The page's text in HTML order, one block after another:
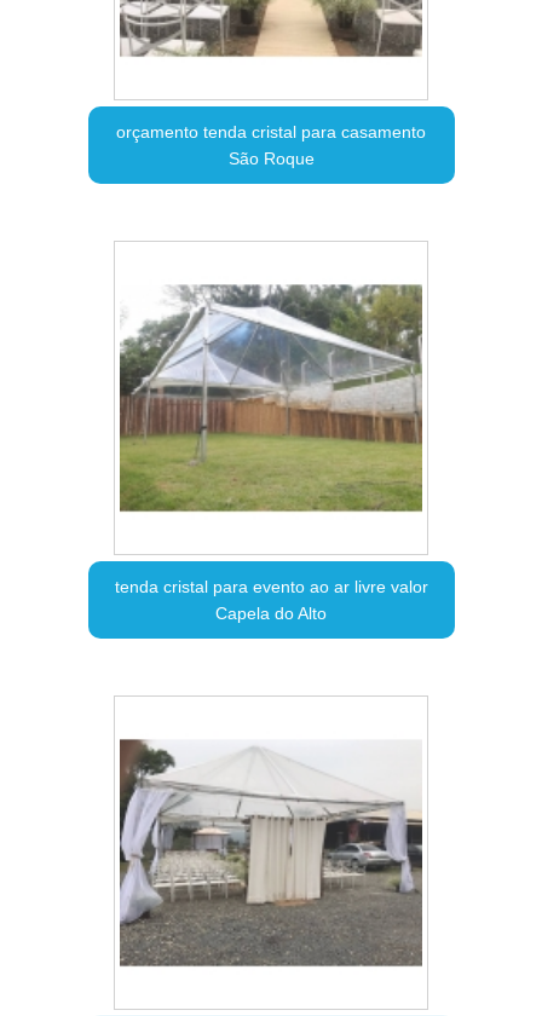
orçamento tenda cristal para casamento
São Roque
tenda cristal para evento ao ar livre valor
Capela do Alto